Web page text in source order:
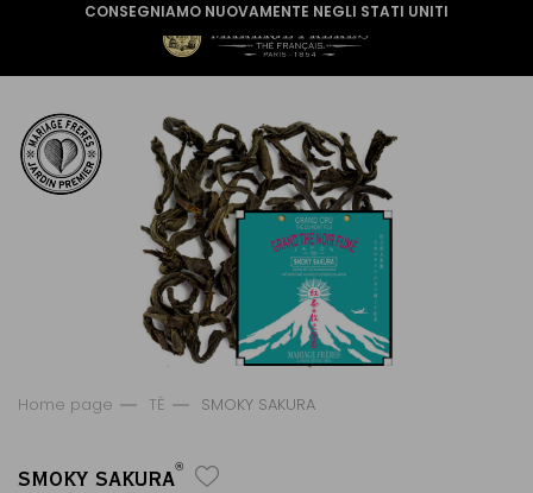
CONSEGNIAMO NUOVAMENTE NEGLI STATI UNITI
Home page TÈ SMOKY SAKURA
SMOKY SAKURA®